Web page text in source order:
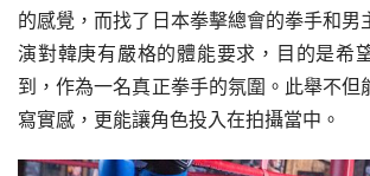
的感覺，而找了日本拳擊總會的拳手和男
演對韓庚有嚴格的體能要求，目的是希
到，作為一名真正拳手的氛圍。此舉不但
寫實感，更能讓角色投入在拍攝當中。